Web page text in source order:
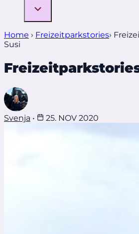
Home › Freizeitparkstories›
Susi
Svenja • 25. NOV 2020